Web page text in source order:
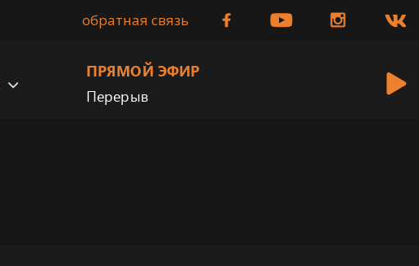
обратная связь
ПРЯМОЙ ЭФИР
Перерыв